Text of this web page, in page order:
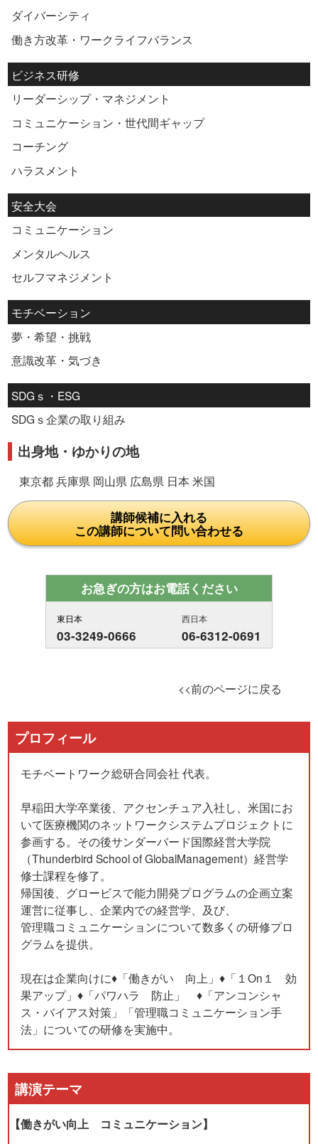
ダイバーシティ
働き方改革・ワークライフバランス
ビジネス研修
リーダーシップ・マネジメント
コミュニケーション・世代間ギャップ
コーチング
ハラスメント
安全大会
コミュニケーション
メンタルヘルス
セルフマネジメント
モチベーション
夢・希望・挑戦
意識改革・気づき
SDGｓ・ESG
SDGｓ企業の取り組み
出身地・ゆかりの地
東京都 兵庫県 岡山県 広島県 日本 米国
講師候補に入れる
この講師について問い合わせる
お急ぎの方はお電話ください
東日本
03-3249-0666
西日本
06-6312-0691
<<前のページに戻る
プロフィール
モチベートワーク総研合同会社 代表。
早稲田大学卒業後、アクセンチュア入社し、米国にお
いて医療機関のネットワークシステムプロジェクトに
参画する。その後サンダーバード国際経営大学院
（Thunderbird School of GlobalManagement）経営学
修士課程を修了。
帰国後、グロービスで能力開発プログラムの企画立案
運営に従事し、企業内での経営学、及び、
管理職コミュニケーションについて数多くの研修プロ
グラムを提供。
現在は企業向けに♦「働きがい 向上」♦「１On１ 効
果アップ」♦「パワハラ 防止」 ♦「アンコンシャ
ス・バイアス対策」「管理職コミュニケーション手
法」についての研修を実施中。
講演テーマ
【働きがい向上 コミュニケーション】